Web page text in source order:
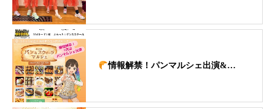
情報解禁！パンマルシェ出演&…